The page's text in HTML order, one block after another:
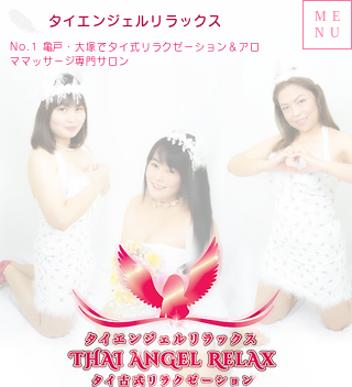
ME
NU
タイ エンジェル リラックス
No.1 亀戸・大塚でタイ式リラクゼーション＆アロ
ママッサージ専門サロン